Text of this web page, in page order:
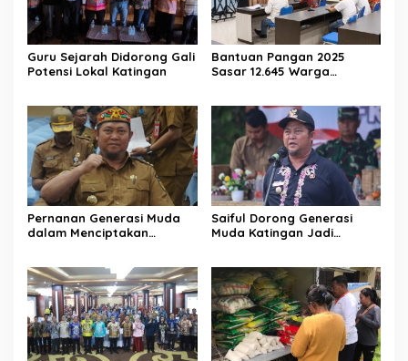
Guru Sejarah Didorong Gali
Potensi Lokal Katingan
Bantuan Pangan 2025
Sasar 12.645 Warga
Pernanan Generasi Muda
dalam Menciptakan
Saiful Dorong Generasi
Muda Katingan Jadi